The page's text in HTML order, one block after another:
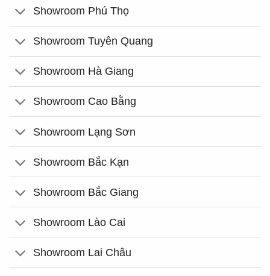
Showroom Phú Thọ
Showroom Tuyên Quang
Showroom Hà Giang
Showroom Cao Bằng
Showroom Lạng Sơn
Showroom Bắc Kạn
Showroom Bắc Giang
Showroom Lào Cai
Showroom Lai Châu